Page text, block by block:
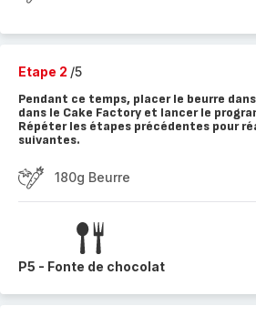
Etape 2 /5
Pendant ce temps, placer le beurre
dans le Cake Factory et lancer le
Répéter les étapes précédentes pour
suivantes.
180g Beurre
P5 - Fonte de chocolat